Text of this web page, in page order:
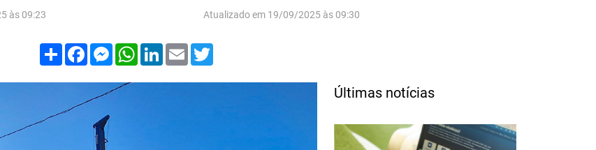
às 09:23 Atualizado em 19/09/2025 às 09:30
Compartilhar
FacebookMessenger
WhatsApp
LinkedIn
Email
Últimas notícias